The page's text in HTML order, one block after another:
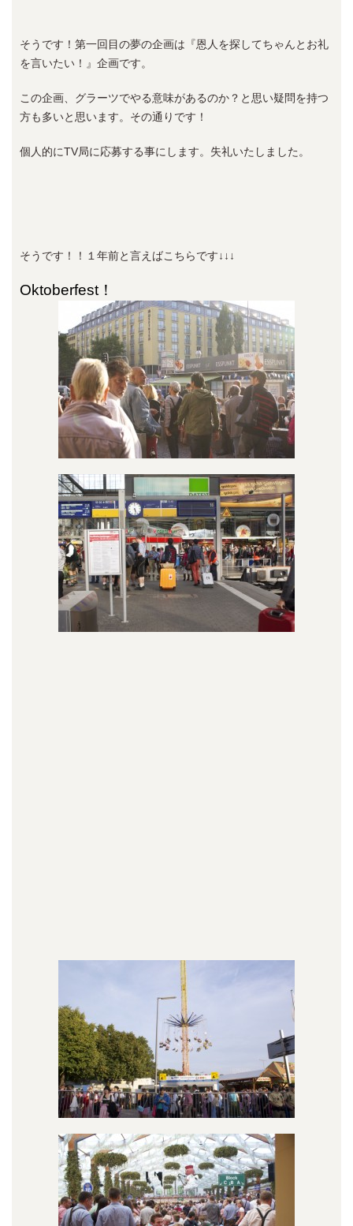
そうです！第一回目の夢の企画は『恩人を探してちゃんとお礼
を言いたい！』企画です。
この企画、グラーツでやる意味があるのか？と思い疑問を持つ
方も多いと思います。その通りです！
個人的にTV局に応募する事にします。失礼いたしました。
そうです！！１年前と言えばこちらです↓↓↓
Oktoberfest！